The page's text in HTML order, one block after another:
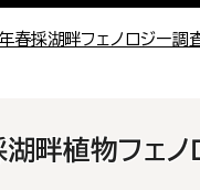
採湖畔フェノロジー調
畔植物フェノ